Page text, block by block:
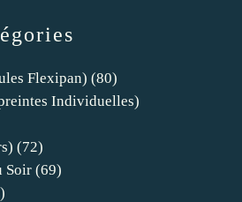
Flexipan) (80)
Individuelles)
(72)
Soir (69)